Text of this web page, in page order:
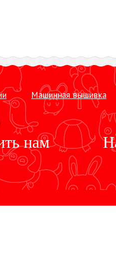
Машинная вышивка
нам